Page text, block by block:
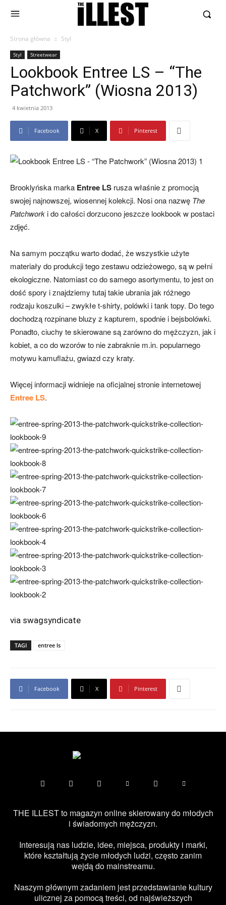
Strona główna Styl
Styl Streetwear
Lookbook Entree LS – “The
Patchwork” (Wiosna 2013)
4 kwietnia 2013
Facebook X Pinterest
Brooklyńska marka Entree LS rusza właśnie z promocją
swojej najnowszej, wiosennej kolekcji. Nosi ona nazwę The
Patchworki do całości dorzucono jeszcze lookbook w postaci
zdjęć.
Na samym początku warto dodać, że wszystkie użyte
materiały do produkcji tego zestawu odzieżowego, są w pełni
ekologiczne. Natomiast co do samego asortymentu, to jest on
dość spory i znajdziemy tutaj takie ubrania jak różnego
rodzaju koszulki – zwykłe t-shirty, polówki i tank topy. Do tego
dochodzą rozpinane bluzy z kapturem, spodnie i bejsbolówki.
Ponadto, ciuchy te skierowane są zarówno do mężczyzn, jak i
kobiet, a co do wzorów to nie zabraknie m.in. popularnego
motywu kamuflażu, gwiazd czy kraty.
Więcej informacji widnieje na oficjalnej stronie internetowej
Entree LS.
via swagsyndicate
TAGI entree ls
Facebook X Pinterest
THE ILLEST to magazyn online skierowany do młodych
i świadomych mężczyzn.
Interesują nas ludzie, idee, miejsca, produkty i marki,
które kształtują życie młodych ludzi, często zanim
wejdą do mainstreamu.
Naszym głównym zadaniem jest przedstawianie kultury
ulicznej za pomocą treści, od najświeższych